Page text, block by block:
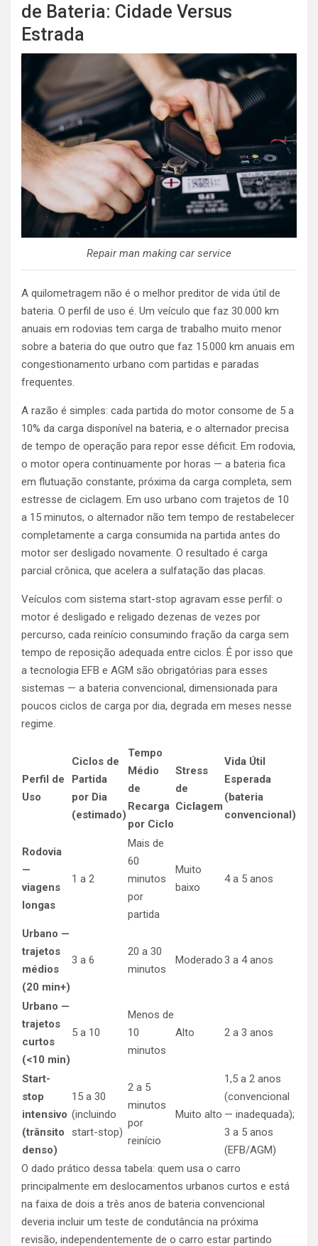
de Bateria: Cidade Versus
Estrada
Repair man making car service
A quilometragem não é o melhor preditor de vida útil de
bateria. O perfil de uso é. Um veículo que faz 30.000 km
anuais em rodovias tem carga de trabalho muito menor
sobre a bateria do que outro que faz 15.000 km anuais em
congestionamento urbano com partidas e paradas
frequentes.
A razão é simples: cada partida do motor consome de 5 a
10% da carga disponível na bateria, e o alternador precisa
de tempo de operação para repor esse déficit. Em rodovia,
o motor opera continuamente por horas — a bateria fica
em flutuação constante, próxima da carga completa, sem
estresse de ciclagem. Em uso urbano com trajetos de 10
a 15 minutos, o alternador não tem tempo de restabelecer
completamente a carga consumida na partida antes do
motor ser desligado novamente. O resultado é carga
parcial crônica, que acelera a sulfatação das placas.
Veículos com sistema start-stop agravam esse perfil: o
motor é desligado e religado dezenas de vezes por
percurso, cada reinício consumindo fração da carga sem
tempo de reposição adequada entre ciclos. É por isso que
a tecnologia EFB e AGM são obrigatórias para esses
sistemas — a bateria convencional, dimensionada para
poucos ciclos de carga por dia, degrada em meses nesse
regime.
Perfil de
Uso
Ciclos de
Partida
por Dia
(estimado)
Tempo
Médio
de
Recarga
por Ciclo
Stress
de
Ciclagem
Vida Útil
Esperada
(bateria
convencional)
Rodovia
—
viagens
longas
1 a 2
Mais de
60
minutos
por
partida
Muito
baixo
4 a 5 anos
Urbano —
trajetos
médios
(20 min+)
3 a 6
20 a 30
minutos
Moderado3 a 4 anos
Urbano —
trajetos
curtos
(<10 min)
5 a 10
Menos de
10
minutos
Alto 2 a 3 anos
Start-
stop
intensivo
(trânsito
denso)
15 a 30
(incluindo
start-stop)
2 a 5
minutos
por
reinício
Muito alto
1,5 a 2 anos
(convencional
— inadequada);
3 a 5 anos
(EFB/AGM)
O dado prático dessa tabela: quem usa o carro
principalmente em deslocamentos urbanos curtos e está
na faixa de dois a três anos de bateria convencional
deveria incluir um teste de condutância na próxima
revisão, independentemente de o carro estar partindo